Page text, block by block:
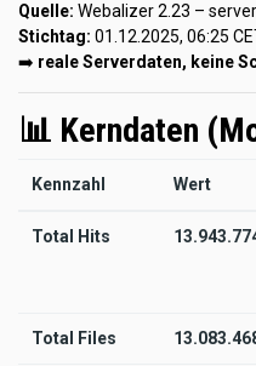
Quelle: Webalizer 2.23 –
Stichtag: 01.12.2025, 06:25
➡️ reale Serverdaten, keine
📊 Kerndaten
Kennzahl Wert
Total Hits
Total Files